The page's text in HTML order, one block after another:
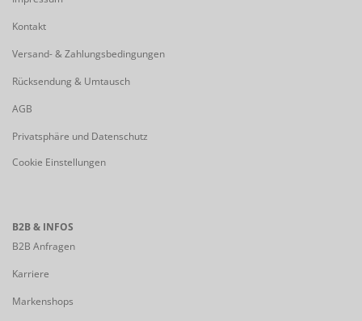
Kontakt
Versand- & Zahlungsbedingungen
Rücksendung & Umtausch
AGB
Privatsphäre und Datenschutz
Cookie Einstellungen
B2B & INFOS
B2B Anfragen
Karriere
Markenshops